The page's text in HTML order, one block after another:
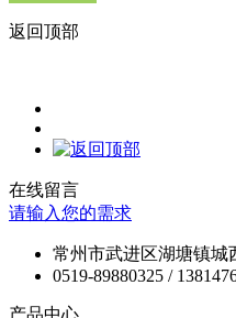
返回顶部
在线留言
请输入您的需求
常州市武进区湖塘镇城
0519-89880325 /
产品中心